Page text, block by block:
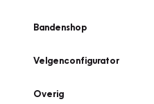
Bandenshop
Velgenconfigurator
Overig